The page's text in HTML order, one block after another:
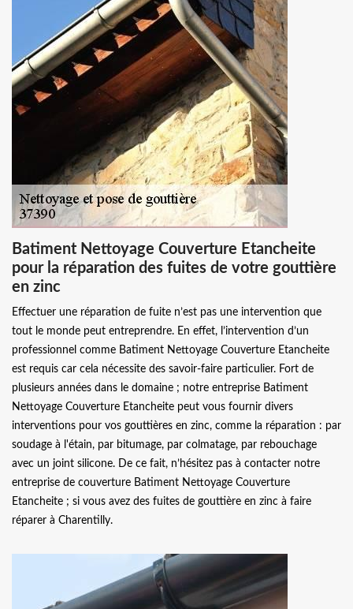
Batiment Nettoyage Couverture Etancheite
pour la réparation des fuites de votre gouttière
en zinc
Effectuer une réparation de fuite n’est pas une intervention que
tout le monde peut entreprendre. En effet, l’intervention d’un
professionnel comme Batiment Nettoyage Couverture Etancheite
est requis car cela nécessite des savoir-faire particulier. Fort de
plusieurs années dans le domaine ; notre entreprise Batiment
Nettoyage Couverture Etancheite peut vous fournir divers
interventions pour vos gouttières en zinc, comme la réparation : par
soudage à l'étain, par bitumage, par colmatage, par rebouchage
avec un joint silicone. De ce fait, n’hésitez pas à contacter notre
entreprise de couverture Batiment Nettoyage Couverture
Etancheite ; si vous avez des fuites de gouttière en zinc à faire
réparer à Charentilly.